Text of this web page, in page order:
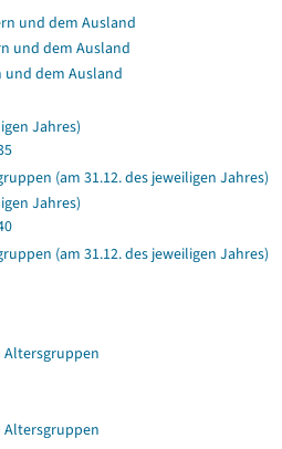
und dem Ausland
und dem Ausland
und dem Ausland
Jahres)
(am 31.12. des jeweiligen Jahres)
Jahres)
(am 31.12. des jeweiligen Jahres)
Altersgruppen
Altersgruppen